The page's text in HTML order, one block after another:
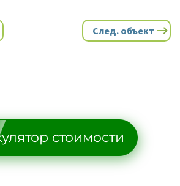
След. объект
стоимости